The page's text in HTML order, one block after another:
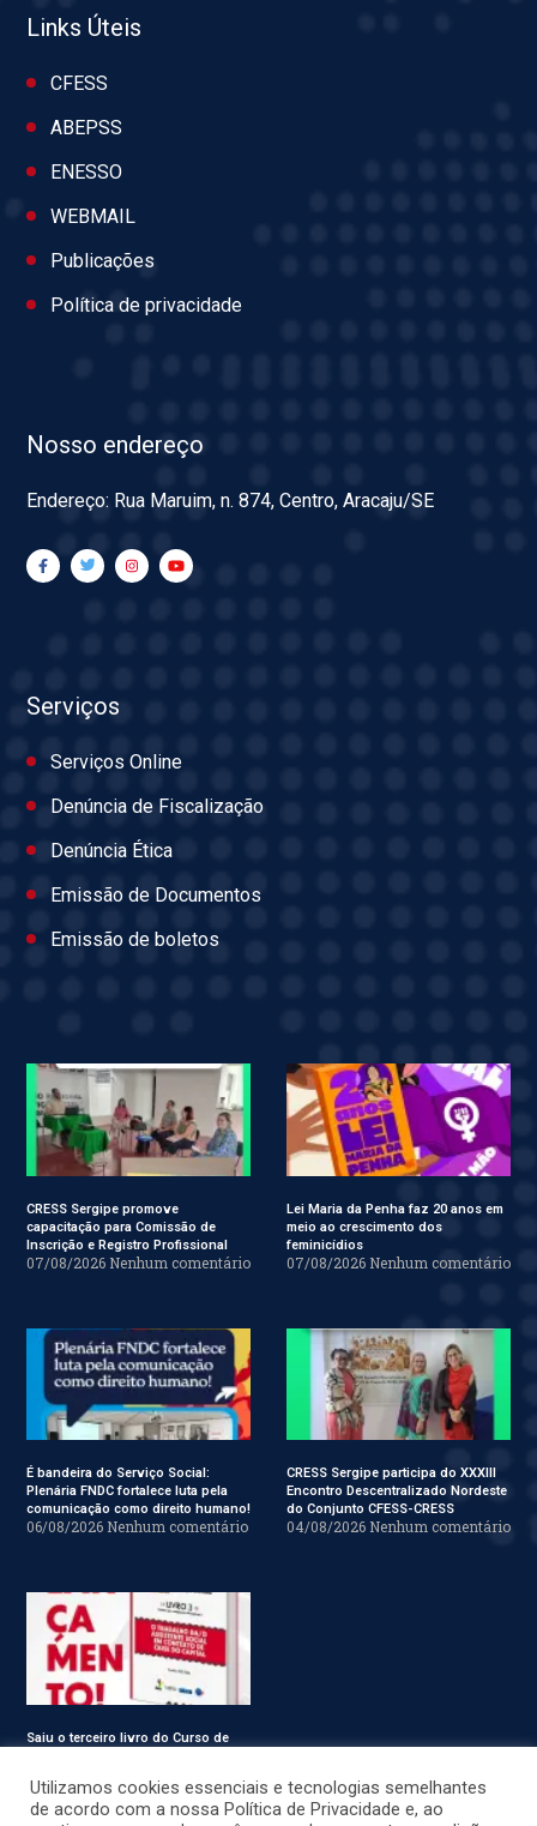
Links Úteis
CFESS
ABEPSS
ENESSO
WEBMAIL
Publicações
Política de privacidade
Nosso endereço
Endereço: Rua Maruim, n. 874, Centro, Aracaju/SE
Serviços
Serviços Online
Denúncia de Fiscalização
Denúncia Ética
Emissão de Documentos
Emissão de boletos
CRESS Sergipe promove
capacitação para Comissão de
Inscrição e Registro Profissional
07/08/2026 Nenhum comentário
Lei Maria da Penha faz 20 anos em
meio ao crescimento dos
feminicídios
07/08/2026 Nenhum comentário
É bandeira do Serviço Social:
Plenária FNDC fortalece luta pela
comunicação como direito humano!
06/08/2026 Nenhum comentário
CRESS Sergipe participa do XXXIII
Encontro Descentralizado Nordeste
do Conjunto CFESS-CRESS
04/08/2026 Nenhum comentário
Saiu o terceiro livro do Curso de
Utilizamos cookies essenciais e tecnologias semelhantes
de acordo com a nossa Política de Privacidade e, ao